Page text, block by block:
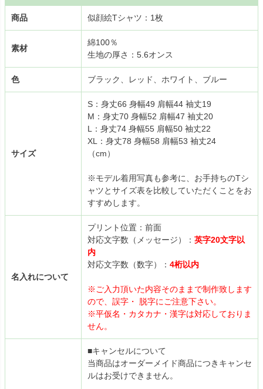
商品 似顔絵Tシャツ：1枚
素材
綿100％
生地の厚さ：5.6オンス
色 ブラック、レッド、ホワイト、ブルー
サイズ
S：身丈66 身幅49 肩幅44 袖丈19
M：身丈70 身幅52 肩幅47 袖丈20
L：身丈74 身幅55 肩幅50 袖丈22
XL：身丈78 身幅58 肩幅53 袖丈24
（cm）
※モデル着用写真も参考に、お手持ちのTシ
ャツとサイズ表を比較していただくことをお
すすめします。
名入れについて
プリント位置：前面
対応文字数（メッセージ）： 英字20文字以
内
対応文字数（数字）： 4桁以内
※ご入力頂いた内容そのままで制作致します
ので、誤字・ 脱字にご注意下さい。
※平仮名・カタカナ・漢字は対応しておりま
せん。
■キャンセルについて
当商品はオーダーメイド商品につきキャンセ
ルはお受けできません。